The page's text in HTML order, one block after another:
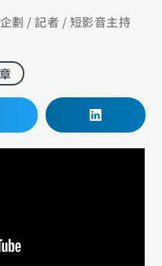
劃 / 記者 / 短影音主持